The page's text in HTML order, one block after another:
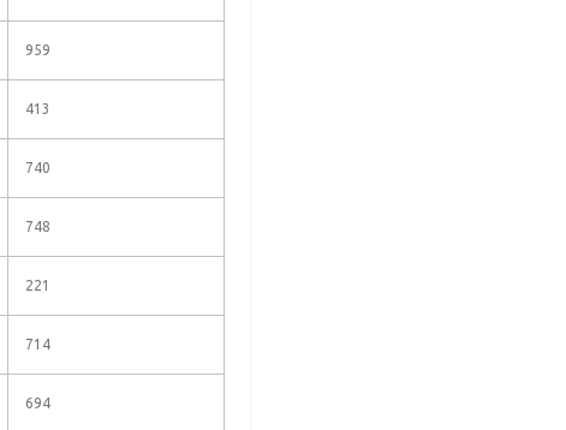
959
413
740
748
221
714
694